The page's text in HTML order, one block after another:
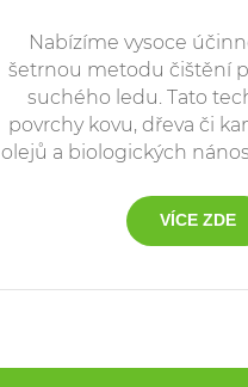
Nabízíme vysoce
šetrnou metodu čištění
suchého ledu. Tato
povrchy kovu, dřeva či
olejů a biologických
VÍCE ZDE